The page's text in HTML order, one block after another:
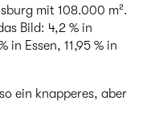
mit 108.000 m².
Bild: 4,2 % in
in Essen, 11,95 % in
ein knapperes, aber